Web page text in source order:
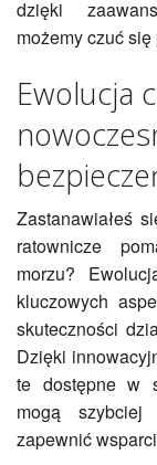
dzięki
możemy czuć
Ewolucja
Zastanawiałeś
ratownicze
morzu?
kluczowych
skuteczności
Dzięki
te dostępne w
mogą
zapewnić